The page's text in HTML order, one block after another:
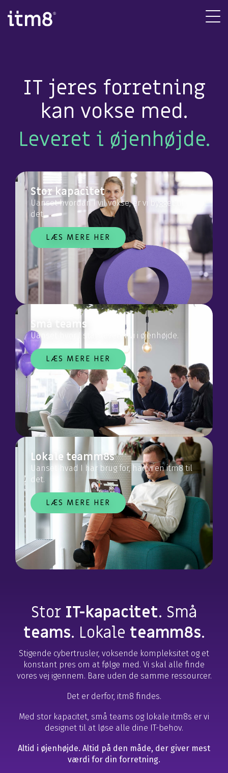
direkte
IT jeres forretning
kan vokse med.
Leveret i øjenhøjde.
Stor kapacitet
Uanset hvordan I vil vokse, er vi bygget til
det.
LÆS MERE HER
Små teams
Uanset hvor I står, leverer vi i øjenhøjde.
LÆS MERE HER
Lokale teamm8s
Uanset hvad I har brug for, har vi en itm8 til
det.
LÆS MERE HER
Stor IT-kapacitet. Små
teams. Lokale teamm8s.
Stigende cybertrusler, voksende kompleksitet og et
konstant pres om at følge med. Vi skal alle finde
vores vej igennem. Bare uden de samme ressourcer.
Det er derfor, itm8 findes.
Med stor kapacitet, små teams og lokale itm8s er vi
designet til at løse alle dine IT-behov.
Altid i øjenhøjde. Altid på den måde, der giver mest
værdi for din forretning.